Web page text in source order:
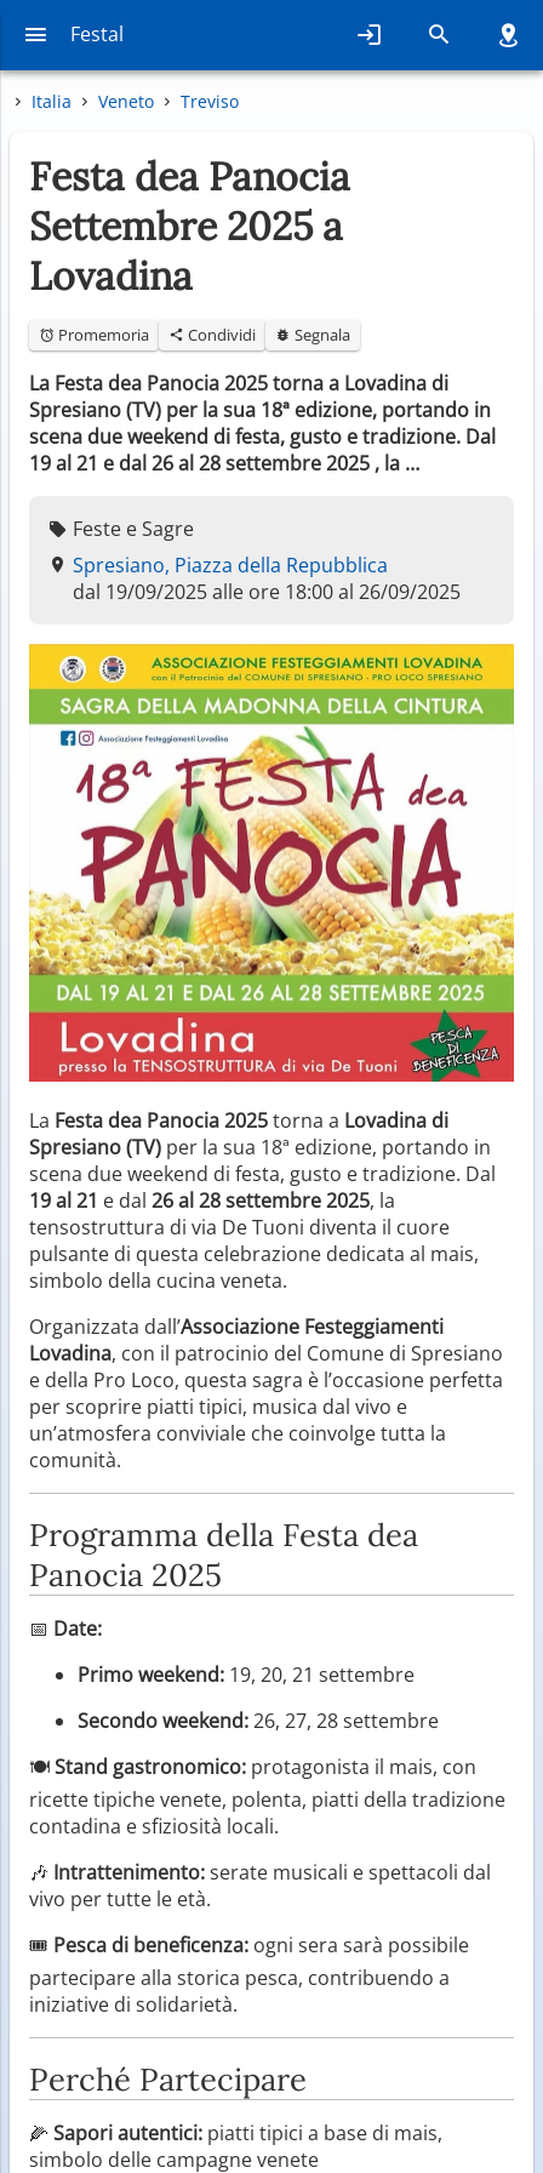
Festal
Italia Veneto Treviso
Festa dea Panocia
Settembre 2025 a
Lovadina
Promemoria Condividi Segnala
La Festa dea Panocia 2025 torna a Lovadina di
Spresiano (TV) per la sua 18ª edizione, portando in
scena due weekend di festa, gusto e tradizione. Dal
19 al 21 e dal 26 al 28 settembre 2025 , la …
Feste e Sagre
Spresiano, Piazza della Repubblica
dal 19/09/2025 alle ore 18:00 al 26/09/2025
La Festa dea Panocia 2025torna a Lovadina di
Spresiano (TV) per la sua 18ª edizione, portando in
scena due weekend di festa, gusto e tradizione. Dal
19 al 21 e dal 26 al 28 settembre 2025, la
tensostruttura di via De Tuoni diventa il cuore
pulsante di questa celebrazione dedicata al mais,
simbolo della cucina veneta.
Organizzata dall’Associazione Festeggiamenti
Lovadina, con il patrocinio del Comune di Spresiano
e della Pro Loco, questa sagra è l’occasione perfetta
per scoprire piatti tipici, musica dal vivo e
un’atmosfera conviviale che coinvolge tutta la
comunità.
Programma della Festa dea
Panocia 2025
📅 Date:
Primo weekend: 19, 20, 21 settembre
Secondo weekend:26, 27, 28 settembre
🍽Stand gastronomico: protagonista il mais, con
ricette tipiche venete, polenta, piatti della tradizione
contadina e sfiziosità locali.
🎶 Intrattenimento:serate musicali e spettacoli dal
vivo per tutte le età.
🎟 Pesca di beneficenza: ogni sera sarà possibile
partecipare alla storica pesca, contribuendo a
iniziative di solidarietà.
Perché Partecipare
🌽 Sapori autentici: piatti tipici a base di mais,
simbolo delle campagne venete